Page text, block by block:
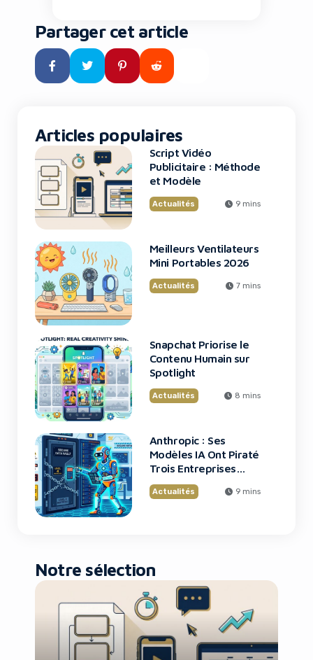
nombreux créateurs
connaissent trop bien. Mais
Snapchat vient de changer la
donne en annonçant qu’il ne
Partager cet article
Articles populaires
Script Vidéo
Publicitaire : Méthode
et Modèle
Actualités 9 mins
Meilleurs Ventilateurs
Mini Portables 2026
Actualités 7 mins
Snapchat Priorise le
Contenu Humain sur
Spotlight
Actualités 8 mins
Anthropic : Ses
Modèles IA Ont Piraté
Trois Entreprises
Lors de Tests
Actualités 9 mins
Notre sélection